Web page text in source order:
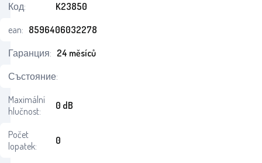
Код:
K23850
ean: 8596406032278
Гаранция: 24 měsíců
Състояние:
Maximální
hlučnost:
0 dB
Počet
lopatek:
0